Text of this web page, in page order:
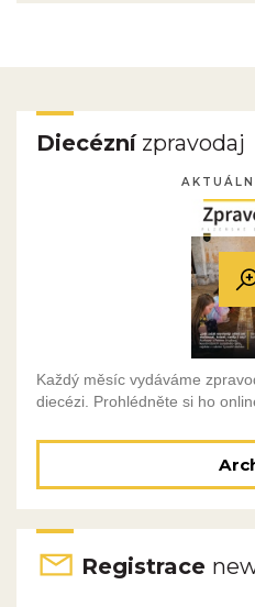
Diecéznízpravodaj
Každý měsíc vydáváme
diecézi. Prohlédněte si ho
Registrace